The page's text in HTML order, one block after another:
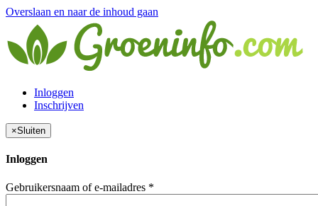
Overslaan en naar de inhoud gaan
Inloggen
Inschrijven
×Sluiten
Inloggen
Gebruikersnaam of e-mailadres *